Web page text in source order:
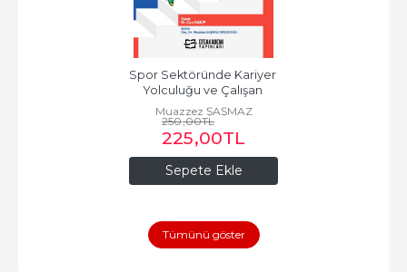
Sepete Ekle
Spor Sektöründe Kariyer
Yolculuğu ve Çalışan
Sağlığı
Muazzez ŞAŞMAZ
ATAÇOCUĞU
250,00TL
225,00TL
Tümünü göster